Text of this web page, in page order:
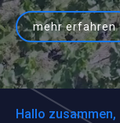
mehr erfahren
Hallo zusammen,